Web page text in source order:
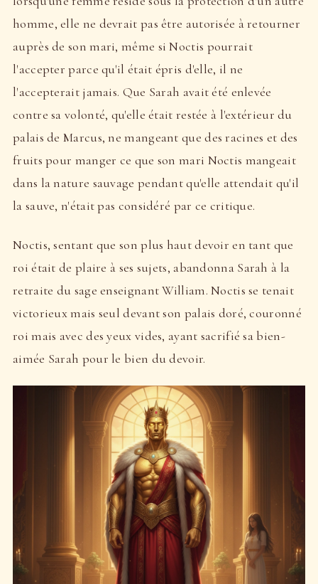
homme, elle ne devrait pas être autorisée à retourner
auprès de son mari, même si Noctis pourrait
l'accepter parce qu'il était épris d'elle, il ne
l'accepterait jamais. Que Sarah avait été enlevée
contre sa volonté, qu'elle était restée à l'extérieur du
palais de Marcus, ne mangeant que des racines et des
fruits pour manger ce que son mari Noctis mangeait
dans la nature sauvage pendant qu'elle attendait qu'il
la sauve, n'était pas considéré par ce critique.
Noctis, sentant que son plus haut devoir en tant que
roi était de plaire à ses sujets, abandonna Sarah à la
retraite du sage enseignant William. Noctis se tenait
victorieux mais seul devant son palais doré, couronné
roi mais avec des yeux vides, ayant sacrifié sa bien-
aimée Sarah pour le bien du devoir.